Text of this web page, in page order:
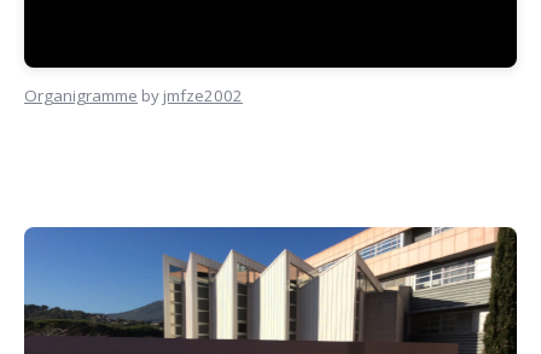
Organigramme by jmfze2002